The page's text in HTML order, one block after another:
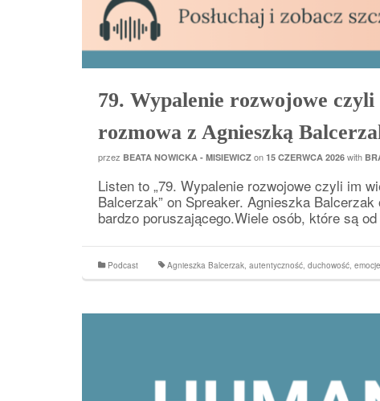
79. Wypalenie rozwojowe
rozmowa z Agnieszką
przez BEATA NOWICKA - MISIEWICZ on 15 CZERWCA 2026 with
Listen to „79. Wypalenie rozwojowe czyli im
Balcerzak” on Spreaker. Agnieszka
bardzo poruszającego.Wiele osób, które są
Podcast Agnieszka Balcerzak, autentyczność, duchowość, emocje